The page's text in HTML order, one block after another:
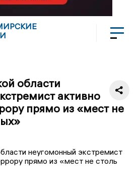
области
активно
прямо из «мест не